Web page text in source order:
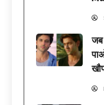
जब